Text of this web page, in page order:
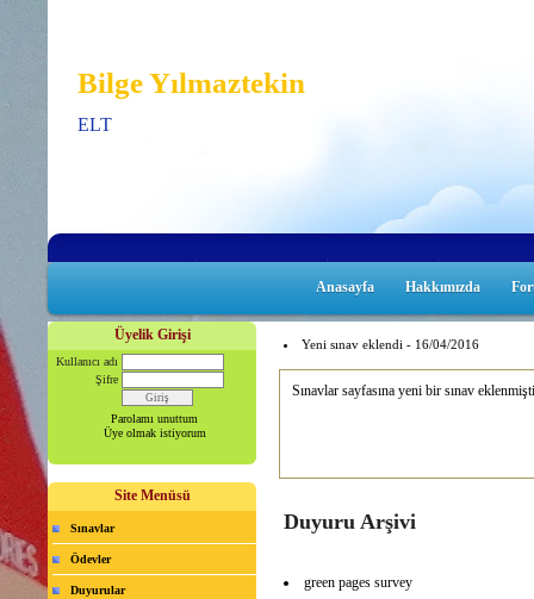
Bilge Yılmaztekin
ELT
Anasayfa Hakkımızda
Üyelik Girişi
Kullanıcı adı
Şifre
Parolamı unuttum
Üye olmak istiyorum
Site Menüsü
Sınavlar
Ödevler
Duyurular
Yeni sınav eklendi - 16/04/2016
Sınavlar sayfasına yeni bir sınav
Duyuru Arşivi
green pages survey